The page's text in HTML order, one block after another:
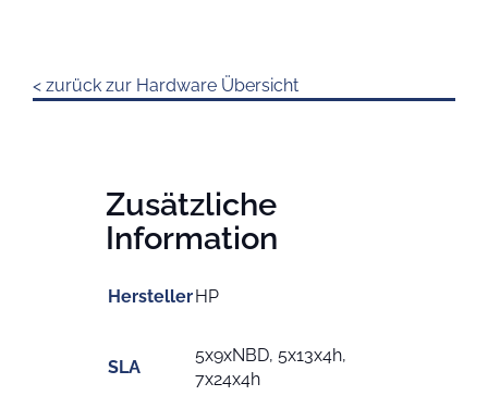
< zurück zur Hardware Übersicht
Zusätzliche
Information
HerstellerHP
SLA
5x9xNBD, 5x13x4h,
7x24x4h